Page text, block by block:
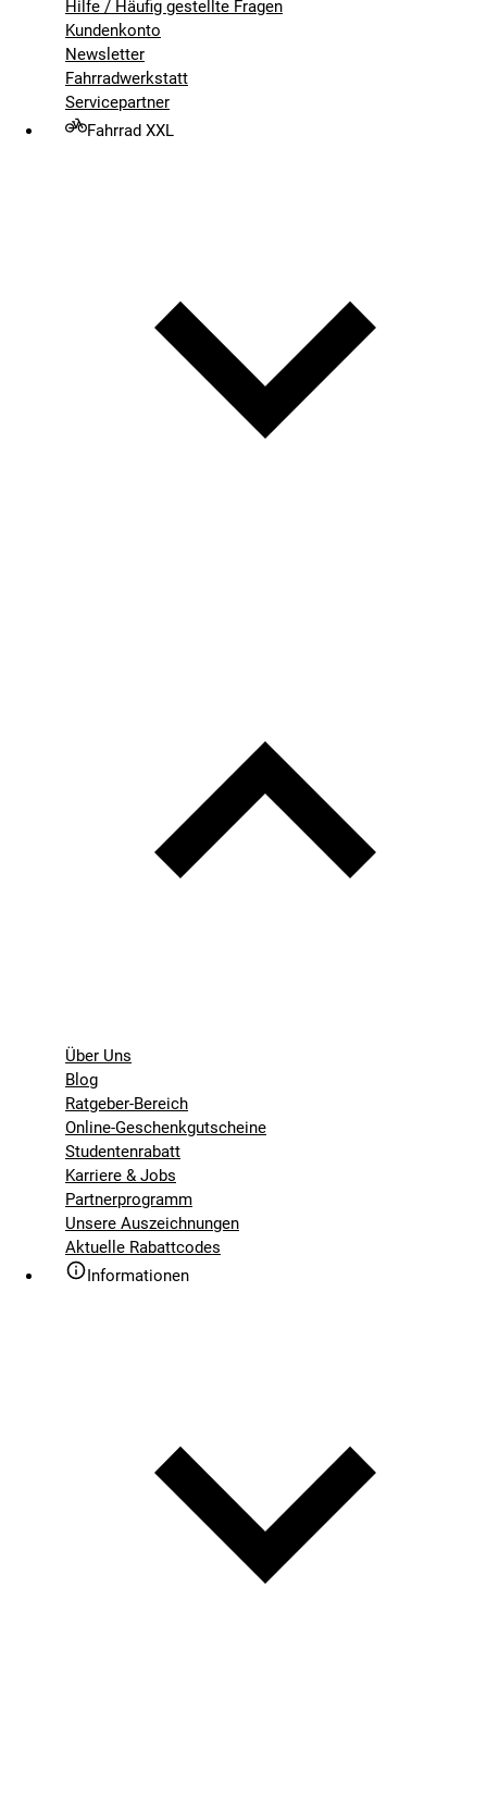
Hilfe / Häufig gestellte Fragen
Kundenkonto
Newsletter
Fahrradwerkstatt
Servicepartner
Fahrrad XXL
Über Uns
Blog
Ratgeber-Bereich
Online-Geschenkgutscheine
Studentenrabatt
Karriere & Jobs
Partnerprogramm
Unsere Auszeichnungen
Aktuelle Rabattcodes
Informationen